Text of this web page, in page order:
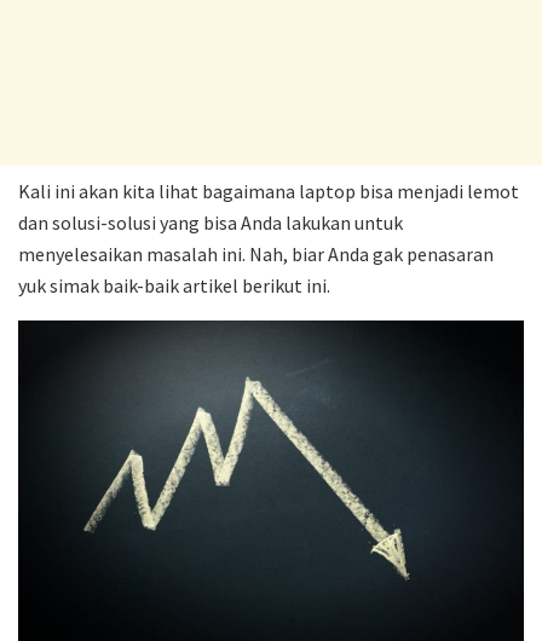
Kali ini akan kita lihat bagaimana laptop bisa menjadi lemot
dan solusi-solusi yang bisa Anda lakukan untuk
menyelesaikan masalah ini. Nah, biar Anda gak penasaran
yuk simak baik-baik artikel berikut ini.